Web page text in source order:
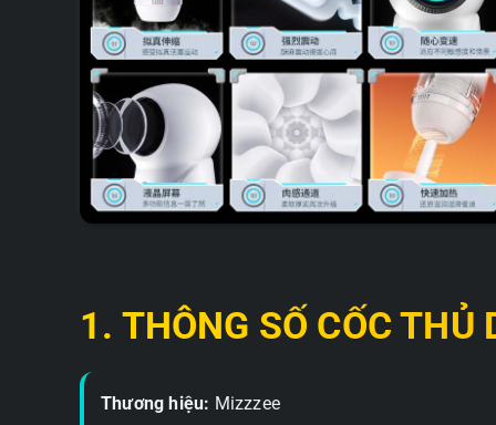
1. THÔNG SỐ CỐC
Thương hiệu: Mizzzee